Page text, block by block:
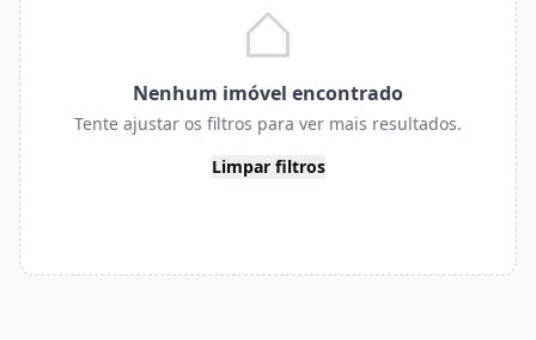
Nenhum imóvel encontrado
Tente ajustar os filtros para ver mais resultados.
Limpar filtros